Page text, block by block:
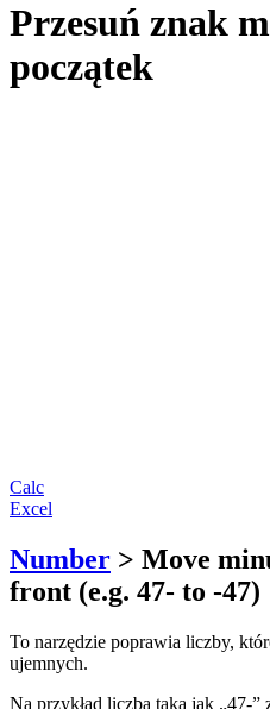
Przesuń znak
początek
Calc
Excel
Number > Move
front (e.g. 47- to -47)
To narzędzie poprawia liczby,
ujemnych.
Na przykład liczba taka jak „47-”